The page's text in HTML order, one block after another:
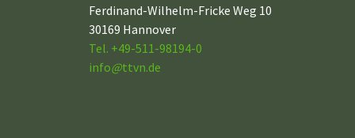
Ferdinand-Wilhelm-Fricke Weg 10
30169 Hannover
Tel. +49-511-98194-0
info@ttvn.de